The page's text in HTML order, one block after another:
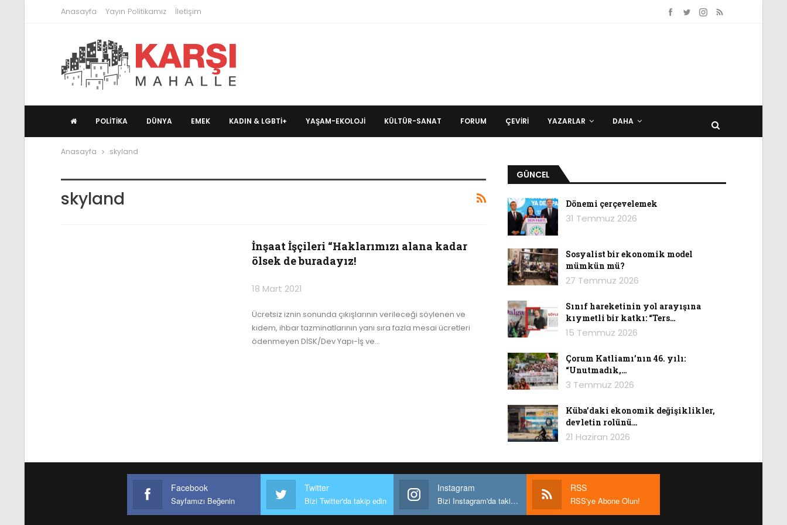
Anasayfa Yayın Politikamız İletişim
POLITIKA DÜNYA EMEK KADIN & LGBTİ+ YAŞAM-EKOLOJI KÜLTÜR-SANAT FORUM ÇEVIRI YAZARLAR DAHA
Anasayfa skyland
skyland
İnşaat İşçileri “Haklarımızı alana kadar
ölsek de buradayız!
18 Mart 2021
Ücretsiz iznin sonunda çıkışlarının verileceği söylenen ve
kıdem, ihbar tazminatlarının yanı sıra fazla mesai ücretleri
ödenmeyen DİSK/Dev Yapı-İş ve…
GÜNCEL
Dönemi çerçevelemek
31 Temmuz 2026
Sosyalist bir ekonomik model
mümkün mü?
27 Temmuz 2026
Sınıf hareketinin yol arayışına
kıymetli bir katkı: “Ters…
15 Temmuz 2026
Çorum Katliamı’nın 46. yılı:
“Unutmadık,…
3 Temmuz 2026
Küba’daki ekonomik değişiklikler,
devletin rolünü…
21 Haziran 2026
Facebook
Sayfamızı Beğenin
Twitter
Bizi Twitter'da takip edin
Instagram
Bizi Instagram'da takip edin
RSS
RSS'ye Abone Olun!